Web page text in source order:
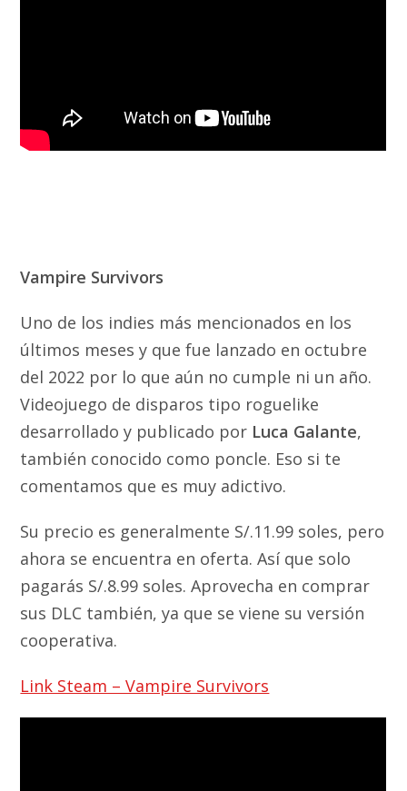
Vampire Survivors
Uno de los indies más mencionados en los
últimos meses y que fue lanzado en octubre
del 2022 por lo que aún no cumple ni un año.
Videojuego de disparos tipo roguelike
desarrollado y publicado por Luca Galante,
también conocido como poncle. Eso si te
comentamos que es muy adictivo.
Su precio es generalmente S/.11.99 soles, pero
ahora se encuentra en oferta. Así que solo
pagarás S/.8.99 soles. Aprovecha en comprar
sus DLC también, ya que se viene su versión
cooperativa.
Link Steam – Vampire Survivors